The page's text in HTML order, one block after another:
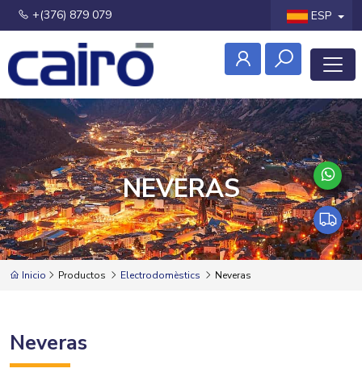
+(376) 879 079 ESP
NEVERAS
Inicio Productos Electrodomèstics Neveras
Neveras